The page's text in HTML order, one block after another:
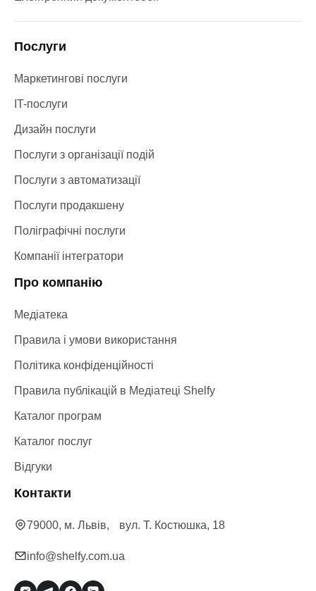
Послуги
Маркетингові послуги
IT-послуги
Дизайн послуги
Послуги з організації подій
Послуги з автоматизації
Послуги продакшену
Поліграфічні послуги
Компанії інтегратори
Про компанію
Медіатека
Правила і умови використання
Політика конфіденційності
Правила публікацій в Медіатеці Shelfy
Каталог програм
Каталог послуг
Відгуки
Контакти
79000, м. Львів, вул. Т. Костюшка, 18
info@shelfy.com.ua